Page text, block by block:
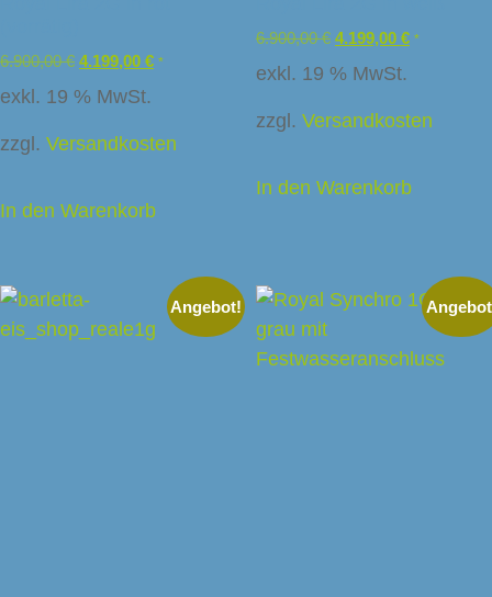
6.900,00€ 4.199,00 € *
exkl. 19 % MwSt.
zzgl. Versandkosten
In den Warenkorb
6.900,00€ 4.199,00 € *
exkl. 19 % MwSt.
zzgl. Versandkosten
In den Warenkorb
Angebot!